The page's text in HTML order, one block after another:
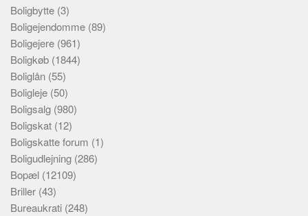
Boligbytte (3)
Boligejendomme (89)
Boligejere (961)
Boligkøb (1844)
Boliglån (55)
Boligleje (50)
Boligsalg (980)
Boligskat (12)
Boligskatte forum (1)
Boligudlejning (286)
Bopæl (12109)
Briller (43)
Bureaukrati (248)